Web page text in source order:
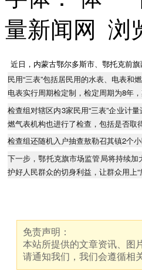
量新闻网 浏
近日， 内蒙古鄂尔多斯市、鄂托克前
民用“三表”包括居民用的水表、电表
电表实行周期检定制，检定周期为8年
检查组对辖区内3家民用“三表”企业计
燃气表机构也进行了检查，包括是否
检查组还随机入户抽查敖勒召其镇2个
下一步，鄂托克旗市场监管局将持续
护好人民群众的切身利益，让群众用上“
免责声明：
本站所提供的文章资讯、图
请通知我们，我们会遵循相